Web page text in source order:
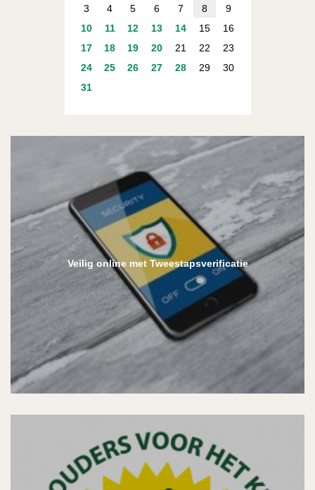
3
4 5 6 7 8
9
10
11 12 13 14 15
16
17
18 19 20 21 22
23
24
25 26 27 28 29
30
31
Veilig online met Tweestapsverificatie